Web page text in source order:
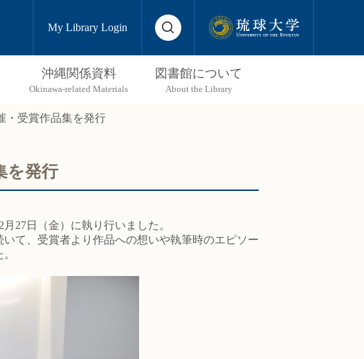
My Library Login
沖縄関係資料 図書館について
・受賞作品集を発行
を発行
27日（金）に執り行いました。
て、受賞者より作品への想いや執筆時のエピソー